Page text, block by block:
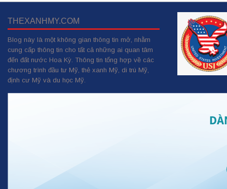
THEXANHMY.COM
Blog này là một không gian thông tin mở, nhằm
cung cấp thông tin cho tất cả những ai quan tâm
đến đất nước Hoa Kỳ. Thông tin tổng hợp về các
chương trình đầu tư Mỹ, thẻ xanh Mỹ, di trú Mỹ,
định cư Mỹ và du học Mỹ.